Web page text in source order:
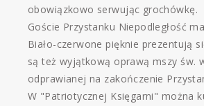
obowiązkowo serwując grochówkę.
Goście Przystanku Niepodległość
Biało-czerwone pięknie prezentują
są też wyjątkową oprawą mszy św.
odprawianej na zakończenie
W "Patriotycznej Księgarni" można